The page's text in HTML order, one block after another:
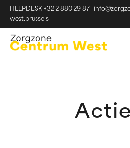
HELPDESK +32 2 880 29 87
west.brussels